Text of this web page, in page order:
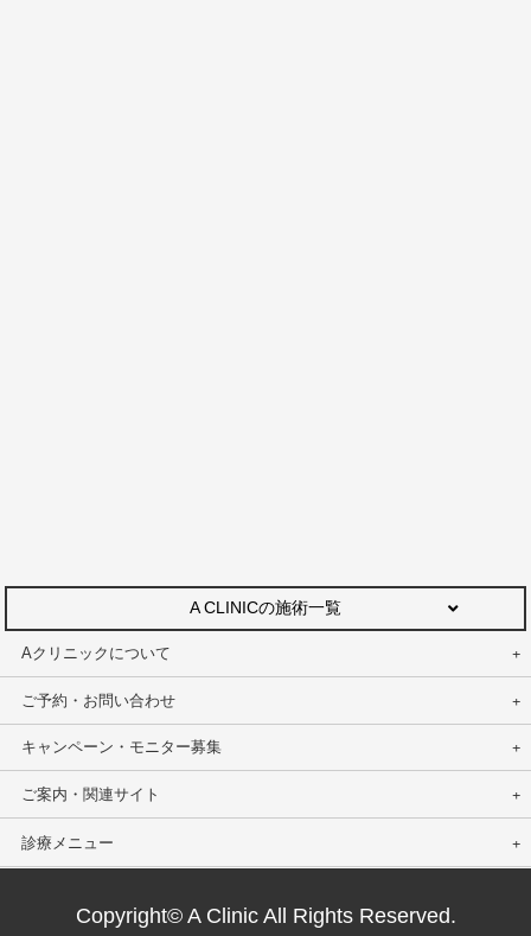
A CLINICの施術一覧
Aクリニックについて
ご予約・お問い合わせ
キャンペーン・モニター募集
ご案内・関連サイト
診療メニュー
Copyright© A Clinic All Rights Reserved.